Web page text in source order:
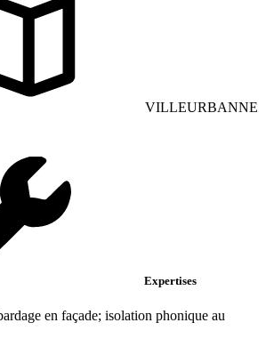
VILLEURBANNE
Expertises
en façade; isolation phonique au